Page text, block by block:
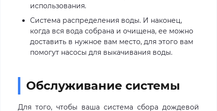
использования.
Система распределения воды. И наконец,
когда вся вода собрана и очищена, ее можно
доставить в нужное вам место, для этого вам
помогут насосы для выкачивания воды.
Обслуживание системы
Для того, чтобы ваша система сбора дождевой